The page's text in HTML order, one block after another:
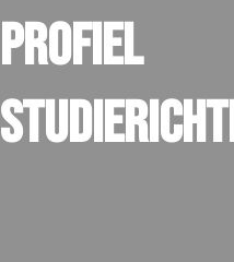
Profiel